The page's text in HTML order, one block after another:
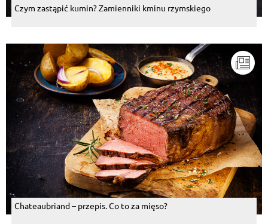
Czym zastąpić kumin? Zamienniki kminu rzymskiego
Chateaubriand – przepis. Co to za mięso?